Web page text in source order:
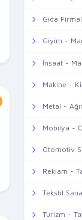
Gıda
Giyim -
İnşaat -
Makine -
Metal -
Mobilya -
Otomotiv
Reklam -
Tekstil
Turizm -